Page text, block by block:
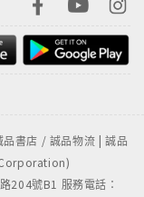
書店 / 誠品物流 | 誠品
204號B1 服務電話：